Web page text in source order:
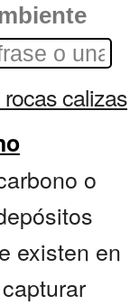
calizas
o
existen en